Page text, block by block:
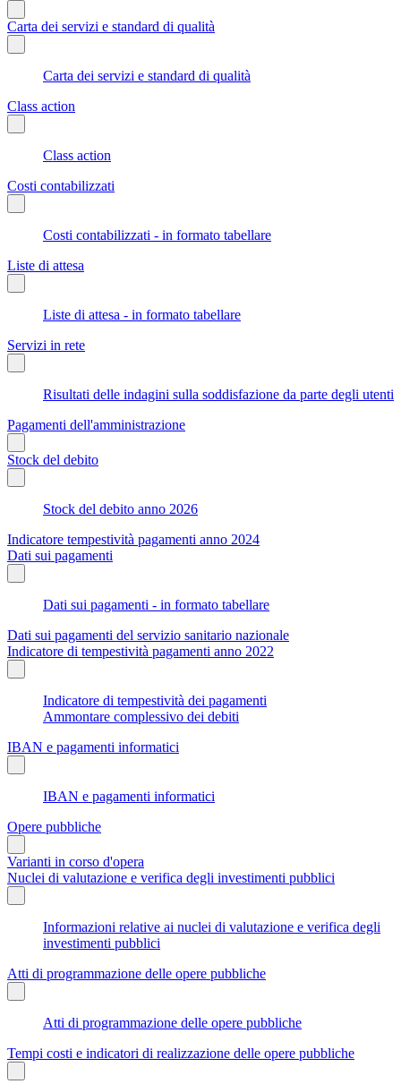
Carta dei servizi e standard di qualità
Carta dei servizi e standard di qualità
Class action
Class action
Costi contabilizzati
Costi contabilizzati - in formato tabellare
Liste di attesa
Liste di attesa - in formato tabellare
Servizi in rete
Risultati delle indagini sulla soddisfazione da parte degli utenti
Pagamenti dell'amministrazione
Stock del debito
Stock del debito anno 2026
Indicatore tempestività pagamenti anno 2024
Dati sui pagamenti
Dati sui pagamenti - in formato tabellare
Dati sui pagamenti del servizio sanitario nazionale
Indicatore di tempestività pagamenti anno 2022
Indicatore di tempestività dei pagamenti
Ammontare complessivo dei debiti
IBAN e pagamenti informatici
IBAN e pagamenti informatici
Opere pubbliche
Varianti in corso d'opera
Nuclei di valutazione e verifica degli investimenti pubblici
Informazioni relative ai nuclei di valutazione e verifica degli
investimenti pubblici
Atti di programmazione delle opere pubbliche
Atti di programmazione delle opere pubbliche
Tempi costi e indicatori di realizzazione delle opere pubbliche